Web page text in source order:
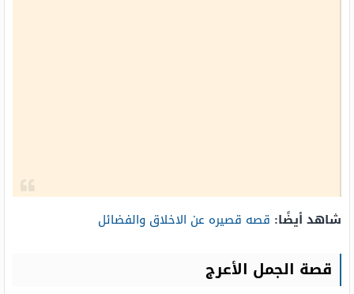
شاهد أيضًا: قصه قصيره عن الاخلاق والفضائل
قصة الجمل الأعرج